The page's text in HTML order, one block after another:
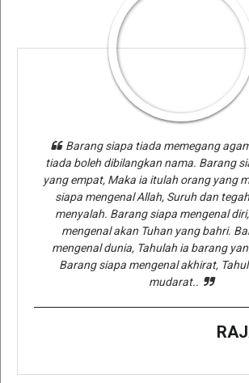
Barang siapa tiada memegang
tiada boleh dibilangkan nama. Barang
yang empat, Maka ia itulah orang yang
siapa mengenal Allah, Suruh dan
menyalah. Barang siapa mengenal
mengenal akan Tuhan yang bahri.
mengenal dunia, Tahulah ia barang
Barang siapa mengenal akhirat,
mudarat..